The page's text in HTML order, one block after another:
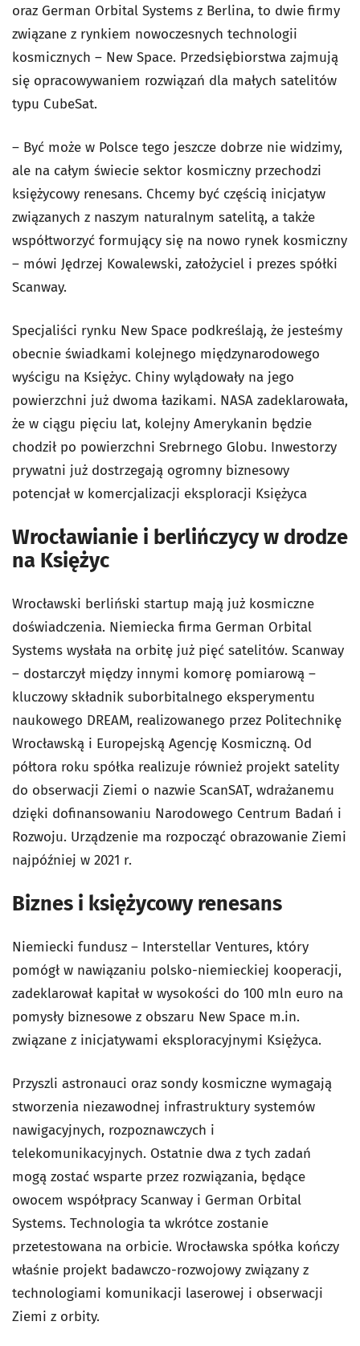
oraz German Orbital Systems z Berlina, to dwie firmy
związane z rynkiem nowoczesnych technologii
kosmicznych – New Space. Przedsiębiorstwa zajmują
się opracowywaniem rozwiązań dla małych satelitów
typu CubeSat.
– Być może w Polsce tego jeszcze dobrze nie widzimy,
ale na całym świecie sektor kosmiczny przechodzi
księżycowy renesans. Chcemy być częścią inicjatyw
związanych z naszym naturalnym satelitą, a także
współtworzyć formujący się na nowo rynek kosmiczny
– mówi Jędrzej Kowalewski, założyciel i prezes spółki
Scanway.
Specjaliści rynku New Space podkreślają, że jesteśmy
obecnie świadkami kolejnego międzynarodowego
wyścigu na Księżyc. Chiny wylądowały na jego
powierzchni już dwoma łazikami. NASA zadeklarowała,
że w ciągu pięciu lat, kolejny Amerykanin będzie
chodził po powierzchni Srebrnego Globu. Inwestorzy
prywatni już dostrzegają ogromny biznesowy
potencjał w komercjalizacji eksploracji Księżyca
Wrocławianie i berlińczycy w drodze
na Księżyc
Wrocławski berliński startup mają już kosmiczne
doświadczenia. Niemiecka firma German Orbital
Systems wysłała na orbitę już pięć satelitów. Scanway
– dostarczył między innymi komorę pomiarową –
kluczowy składnik suborbitalnego eksperymentu
naukowego DREAM, realizowanego przez Politechnikę
Wrocławską i Europejską Agencję Kosmiczną. Od
półtora roku spółka realizuje również projekt satelity
do obserwacji Ziemi o nazwie ScanSAT, wdrażanemu
dzięki dofinansowaniu Narodowego Centrum Badań i
Rozwoju. Urządzenie ma rozpocząć obrazowanie Ziemi
najpóźniej w 2021 r.
Biznes i księżycowy renesans
Niemiecki fundusz – Interstellar Ventures, który
pomógł w nawiązaniu polsko-niemieckiej kooperacji,
zadeklarował kapitał w wysokości do 100 mln euro na
pomysły biznesowe z obszaru New Space m.in.
związane z inicjatywami eksploracyjnymi Księżyca.
Przyszli astronauci oraz sondy kosmiczne wymagają
stworzenia niezawodnej infrastruktury systemów
nawigacyjnych, rozpoznawczych i
telekomunikacyjnych. Ostatnie dwa z tych zadań
mogą zostać wsparte przez rozwiązania, będące
owocem współpracy Scanway i German Orbital
Systems. Technologia ta wkrótce zostanie
przetestowana na orbicie. Wrocławska spółka kończy
właśnie projekt badawczo-rozwojowy związany z
technologiami komunikacji laserowej i obserwacji
Ziemi z orbity.